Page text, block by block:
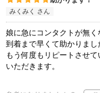
みくみく さん
娘に急にコンタクトが無
到着まで早くて助かりまし
もう何度もリピートさせ
いただきます。